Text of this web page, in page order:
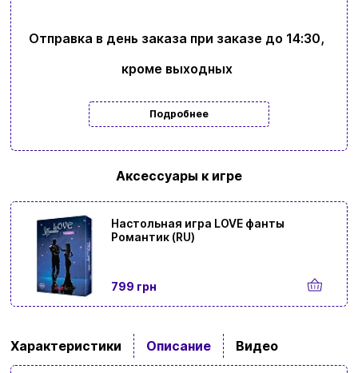
Отправка в день заказа при заказе до 14:30,
кроме выходных
Подробнее
Аксессуары к игре
799 грн
Настольная игра LOVE фанты
Романтик (RU)
Характеристики Описание Видео
Ввойти Регистрация